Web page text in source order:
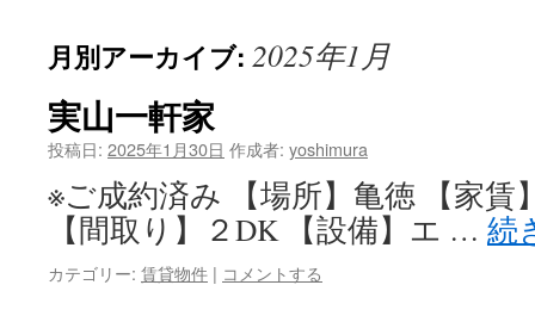
ツ
へ
ス
ッ
月別アーカイブ: 2025年1月
実山一軒家
投稿日: 2025年1月30日 作成者: yoshimura
※ご成約済み 【場所】亀徳 【家賃
【間取り】２DK 【設備】エ … 続
カテゴリー: 賃貸物件 | コメントする